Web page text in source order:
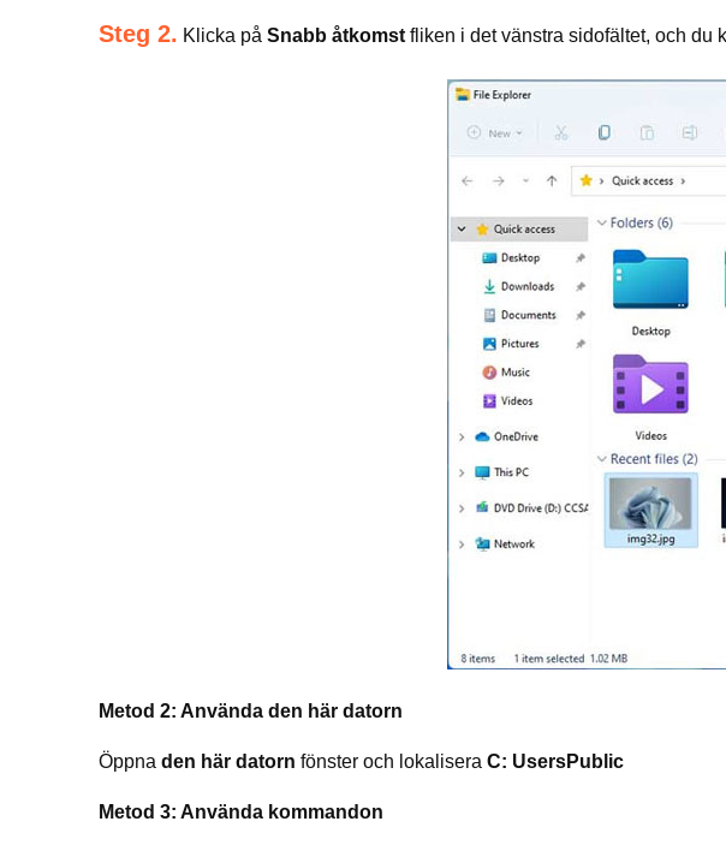
Steg 2. Klicka på Snabb åtkomst fliken i det vänstra sidofältet, och du
Metod 2: Använda den här datorn
Öppna den här datorn fönster och lokalisera C: UsersPublic
Metod 3: Använda kommandon